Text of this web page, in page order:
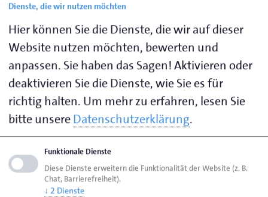
Kurzke, Thomas
L
Lankenau, Thorsten
Lenderoth, Christophe
Liere, Markus
Lilienthal, Elisabeth
Dienste, die wir nutzen möchten
Hier können Sie die Dienste, die wir auf dieser
Website nutzen möchten, bewerten und
anpassen. Sie haben das Sagen! Aktivieren oder
deaktivieren Sie die Dienste, wie Sie es für
richtig halten. Um mehr zu erfahren, lesen Sie
bitte unsereDatenschutzerklärung.
Funktionale Dienste
Diese Dienste erweitern die Funktionalität der Website (z. B.
Chat, Barrierefreiheit).
↓ 2 Dienste